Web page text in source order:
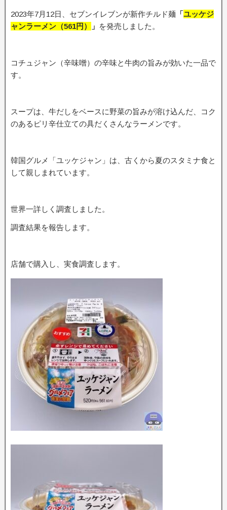
2023年7月12日、セブンイレブンが新作チルド麺 「ユッケジ
ャンラーメン（561円）
」 を発売しました。
コチュジャン（辛味噌）の辛味と牛肉の旨みが効いた一品で
す。
スープは、牛だしをベースに野菜の旨みが溶け込んだ、コク
のあるピリ辛仕立ての具だくさんなラーメンです。
韓国グルメ「ユッケジャン」は、古くから夏のスタミナ食と
して親しまれています。
世界一詳しく調査しました。
調査結果を報告します。
店舗で購入し、実食調査します。